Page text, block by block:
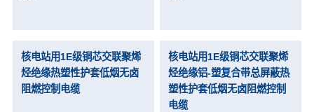
核电站用1E级铜芯交联聚烯
烃绝缘热塑性护套低烟无卤
阻燃控制电缆
核电站用1E级铜芯交联聚烯
烃绝缘铝-塑复合带总屏蔽热
塑性护套低烟无卤阻燃控制
电缆